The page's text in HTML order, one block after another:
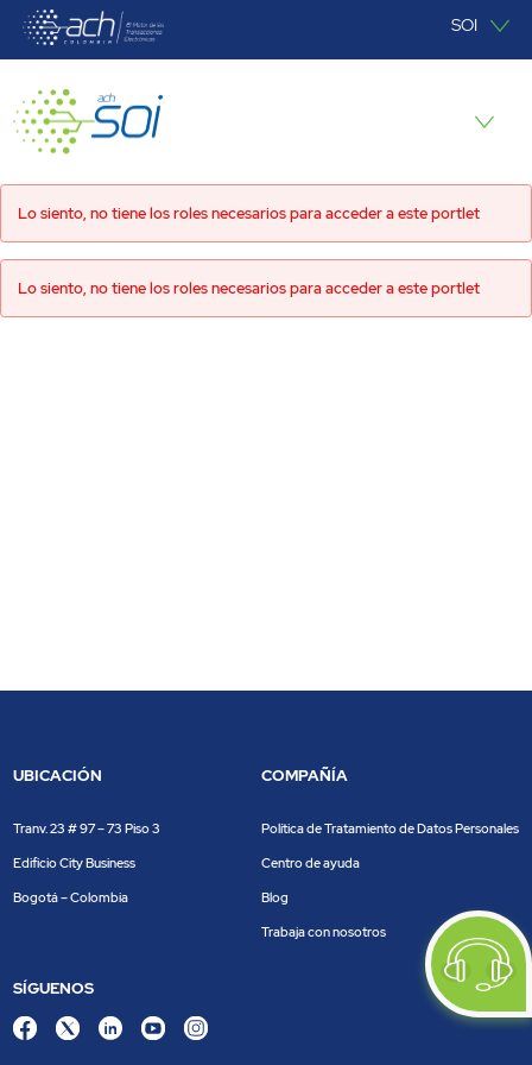
Saltar al contenido principal SOI
SOI
Lo siento, no tiene los roles necesarios para acceder a este portlet
Lo siento, no tiene los roles necesarios para acceder a este portlet
UBICACIÓN
Tranv. 23 # 97 – 73 Piso 3
Edificio City Business
Bogotá – Colombia
COMPAÑÍA
Política de Tratamiento de Datos Personales
Centro de ayuda
Blog
Trabaja con nosotros
SÍGUENOS